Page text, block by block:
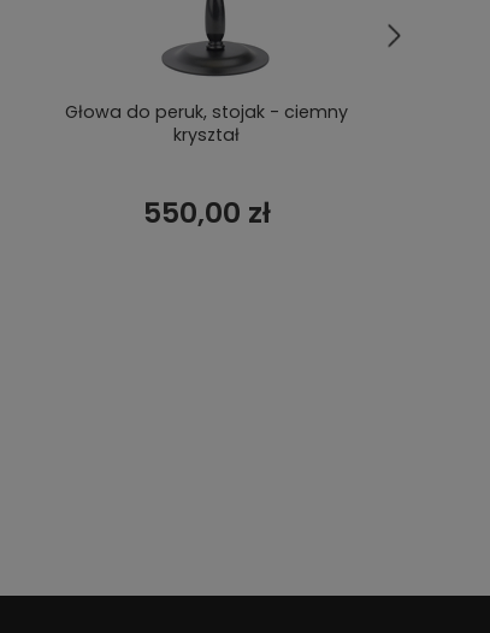
Głowa do peruk, stojak - ciemny
kryształ
550,00 zł